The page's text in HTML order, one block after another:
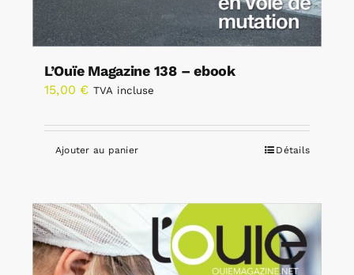
L’Ouïe Magazine 138 – ebook
15,00 € TVA incluse
Ajouter au panier Détails